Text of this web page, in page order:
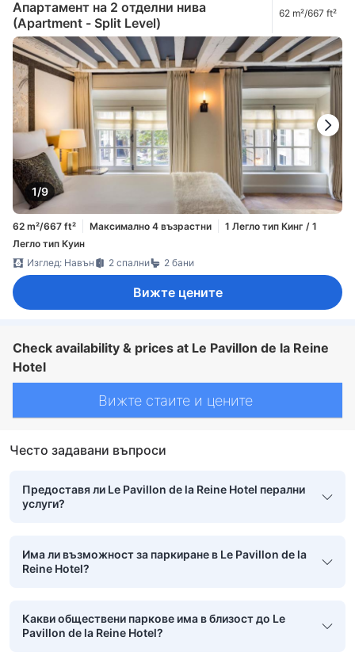
Апартамент на 2 отделни нива
(Apartment - Split Level)
62 m²/667 ft²
1/9
62 m²/667 ft² Максимално 4 възрастни
1 Легло тип Кинг / 1
Легло тип Куин
Изглед: Навън
2 спални 2 бани
Вижте цените
Check availability & prices at Le Pavillon de la Reine
Hotel
Вижте стаите и цените
Често задавани въпроси
Предоставя ли Le Pavillon de la Reine Hotel перални
услуги?
Има ли възможност за паркиране в Le Pavillon de la
Reine Hotel?
Какви обществени паркове има в близост до Le
Pavillon de la Reine Hotel?